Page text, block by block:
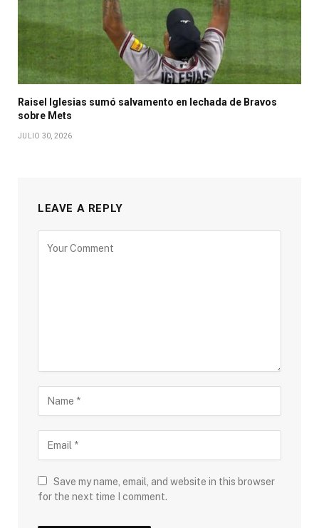
Raisel Iglesias sumó salvamento en lechada de Bravos
sobre Mets
JULIO 30, 2026
LEAVE A REPLY
Save my name, email, and website in this browser
for the next time I comment.